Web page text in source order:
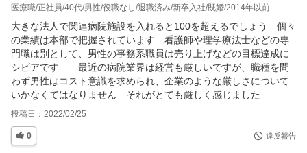
医療職 正社員 40代 男性 役職なし 退職済み 新卒入社 既婚 2014年以前
大きな法人で関連病院施設を入れると100を超えるでしょう　個々
の業績は本部で把握されています　看護師や理学療法士などの専
門職は別として、男性の事務系職員は売り上げなどの目標達成に
シビアです　　最近の病院業界は経営も厳しいですが、職種を問
わず男性はコスト意識を求められ、企業のような厳しさについて
いかなくてはなりません　それがとても厳しく感じました
投稿日： 2022/02/25
0 違反報告